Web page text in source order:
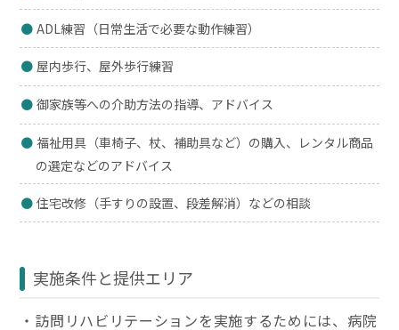
ADL練習（日常生活で必要な動作練習）
屋内歩行、屋外歩行練習
御家族等への介助方法の指導、アドバイス
福祉用具（車椅子、杖、補助具など）の購入、レンタル商品
の選定などのアドバイス
住宅改修（手すりの設置、段差解消）などの相談
実施条件と提供エリア
・訪問リハビリテーションを実施するためには、病院